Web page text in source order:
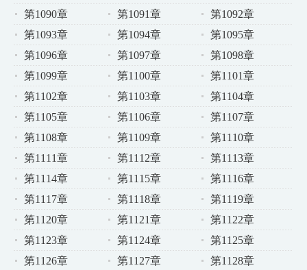
第1090章
第1091章
第1092章
第1093章
第1094章
第1095章
第1096章
第1097章
第1098章
第1099章
第1100章
第1101章
第1102章
第1103章
第1104章
第1105章
第1106章
第1107章
第1108章
第1109章
第1110章
第1111章
第1112章
第1113章
第1114章
第1115章
第1116章
第1117章
第1118章
第1119章
第1120章
第1121章
第1122章
第1123章
第1124章
第1125章
第1126章
第1127章
第1128章